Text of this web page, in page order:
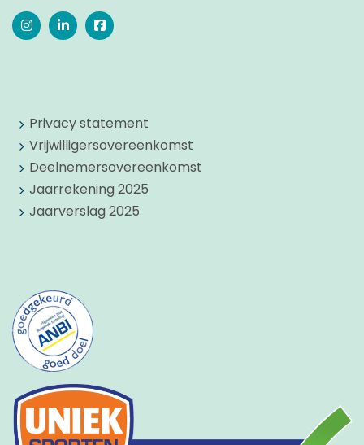
Privacy statement
Vrijwilligersovereenkomst
Deelnemersovereenkomst
Jaarrekening 2025
Jaarverslag 2025